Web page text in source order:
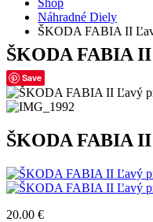
Shop
Náhradné Diely
ŠKODA FABIA II
ŠKODA FABIA II
Save
ŠKODA FABIA II
20.00 €